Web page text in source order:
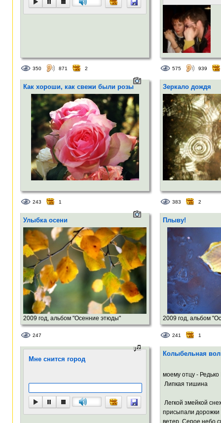
350 871 2 575 939
Как хороши, как свежи были розы
243 1
Зеркало дождя
383 2
Улыбка осени
2009 год, альбом "Осенние этюды"
247
Плыву!
2009 год, альбом
241 1
Мне снится город
Колыбельная
моему отцу - Редько
Липкая тишина
Легкой змейкой
присыпали
ветер. Серое небо